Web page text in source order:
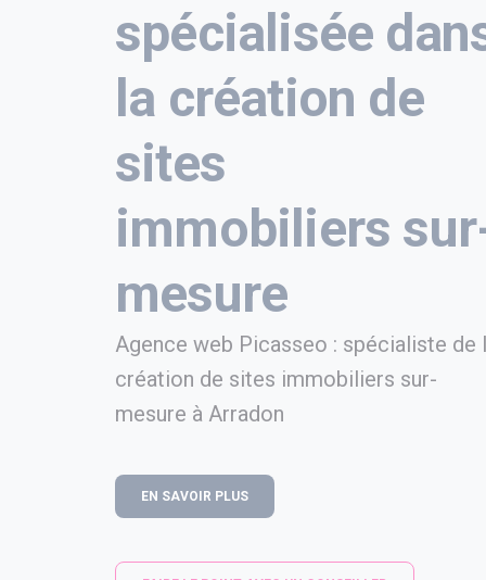
spécialisée
la création de
sites
immobiliers
mesure
Agence web Picasseo : spécialiste de
création de sites immobiliers sur-
mesure à Arradon
EN SAVOIR PLUS